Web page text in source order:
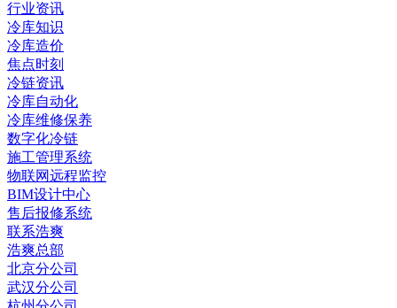
行业资讯
冷库知识
冷库造价
焦点时刻
冷链资讯
冷库自动化
冷库维修保养
数字化冷链
施工管理系统
物联网远程监控
BIM设计中心
售后报修系统
联系浩爽
浩爽总部
北京分公司
武汉分公司